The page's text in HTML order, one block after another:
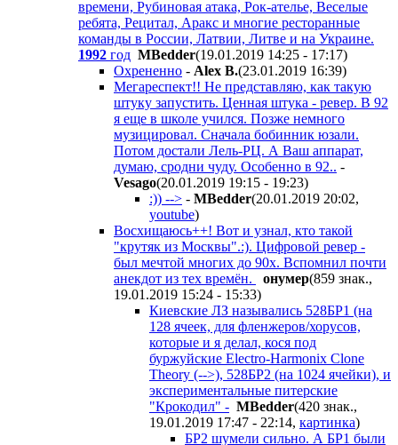
времени, Рубиновая атака, Рок-ателье, Веселые
ребята, Рецитал, Аракс и многие ресторанные
команды в России, Латвии, Литве и на Украине.
1992 год MBedder(19.01.2019 14:25 - 17:17)
Охрененно - Alex B.(23.01.2019 16:39)
Мегареспект!! Не представляю, как такую
штуку запустить. Ценная штука - ревер. В 92
я еще в школе учился. Позже немного
музицировал. Сначала бобинник юзали.
Потом достали Лель-РЦ. А Ваш аппарат,
думаю, сродни чуду. Особенно в 92.. -
Vesago(20.01.2019 19:15 - 19:23)
:)) --> - MBedder(20.01.2019 20:02,
youtube)
Восхищаюсь++! Вот и узнал, кто такой
"крутяк из Москвы".:). Цифровой ревер -
был мечтой многих до 90х. Вспомнил почти
анекдот из тех времён.
онумер(859 знак.,
19.01.2019 15:24 - 15:33)
Киевские ЛЗ назывались 528БР1 (на
128 ячеек, для фленжеров/хорусов,
которые и я делал, кося под
буржуйские Electro-Harmonix Clone
Theory (-->), 528БР2 (на 1024 ячейки), и
экспериментальные питерские
"Крокодил" - MBedder(420 знак.,
19.01.2019 17:47 - 22:14, картинка)
БР2 шумели сильно. А БР1 были